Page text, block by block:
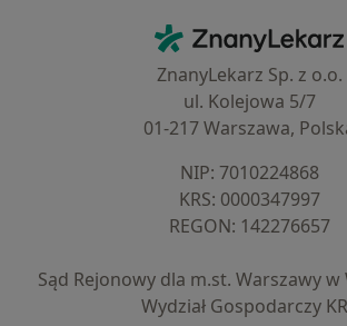
ZnanyLekarz -
ZnanyLekarz Sp. z o.o.
ul. Kolejowa 5/7
01-217 Warszawa,
NIP: ⁠7010224868
KRS: ⁠0000347997
REGON: ⁠142276657
Sąd Rejonowy dla m.st. Warszawy w
Wydział Gospodarczy